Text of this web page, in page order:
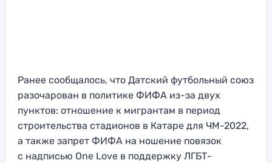
Ранее сообщалось, что Датский футбольный союз
разочарован в политике ФИФА из-за двух
пунктов: отношение к мигрантам в период
строительства стадионов в Катаре для ЧМ-2022,
а также запрет ФИФА на ношение повязок
с надписью One Love в поддержку ЛГБТ-